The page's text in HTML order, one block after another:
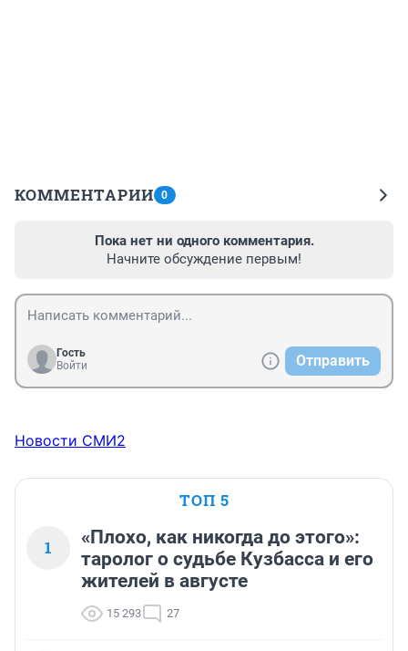
КОММЕНТАРИИ 0
Пока нет ни одного комментария.
Начните обсуждение первым!
Гость
Войти
Отправить
Новости СМИ2
ТОП 5
1
«Плохо, как никогда до этого»:
таролог о судьбе Кузбасса и его
жителей в августе
15 293 27